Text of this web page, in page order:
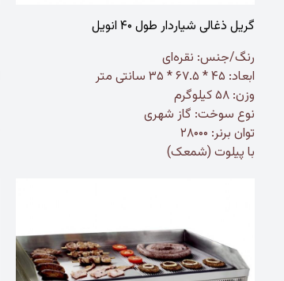
گریل ذغالی شیاردار طول ۴۰ انویل
رنگ/جنس: نقره‌ای
ابعاد: ۴۵ * ۶۷.۵ * ۳۵ سانتی متر
وزن: ۵۸ کیلوگرم
نوع سوخت: گاز شهری
توان برنر: ۲۸۰۰۰
با پیلوت (شمعک)